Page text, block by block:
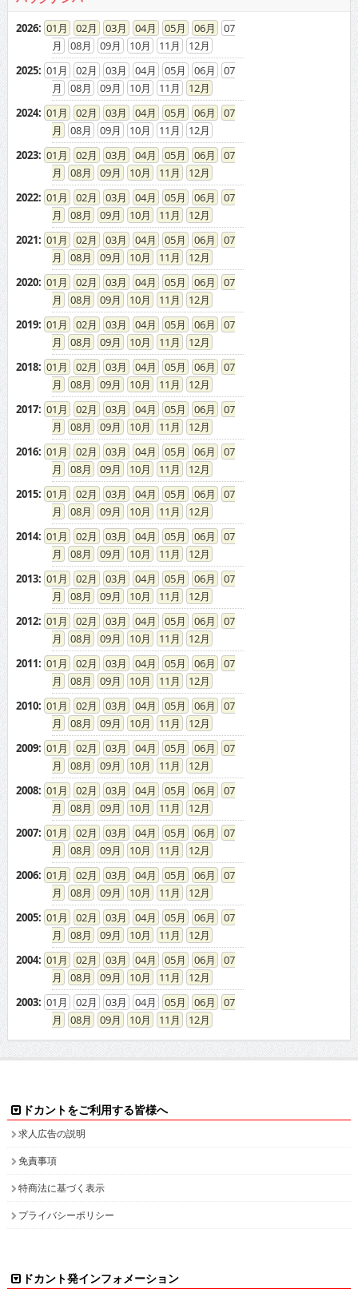
2026 : 01
08
09 10 11
12
01 02 03 04 05 06
08
09 10 11
12
01 02 03 04 05 06
08
09 10 11
12
01 02 03 04 05 06
08
09 10 11
12
01 02 03 04 05 06
08
09 10 11
12
01 02 03 04 05 06
08
09 10 11
12
01 02 03 04 05 06
08
09 10 11
12
01 02 03 04 05 06
08
09 10 11
12
01 02 03 04 05 06
08
09 10 11
12
01 02 03 04 05 06
08
09 10 11
12
01 02 03 04 05 06
08
09 10 11
12
01 02 03 04 05 06
08
09 10 11
12
01 02 03 04 05 06
08
09 10 11
12
01 02 03 04 05 06
08
09 10 11
12
01 02 03 04 05 06
08
09 10 11
12
01 02 03 04 05 06
08
09 10 11
12
01 02 03 04 05 06
08
09 10 11
12
01 02 03 04 05 06
08
09 10 11
12
01 02 03 04 05 06
08
09 10 11
12
01 02 03 04 05 06
08
09 10 11
12
01 02 03 04 05 06
08
09 10 11
12
01 02 03 04 05 06
08
09 10 11
12
01 02 03 04 05 06
08
09 10 11
12
01 02 03 04 05 06
08
09 10 11 12
求人広告の説明
免責事項
特商法に基づく表示
プライバシーポリシー
求人情報掲載について